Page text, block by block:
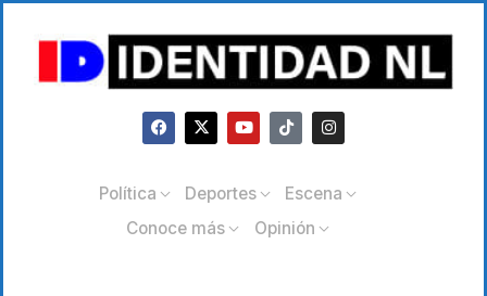
Política Deportes
Escena
Conoce más
Opinión